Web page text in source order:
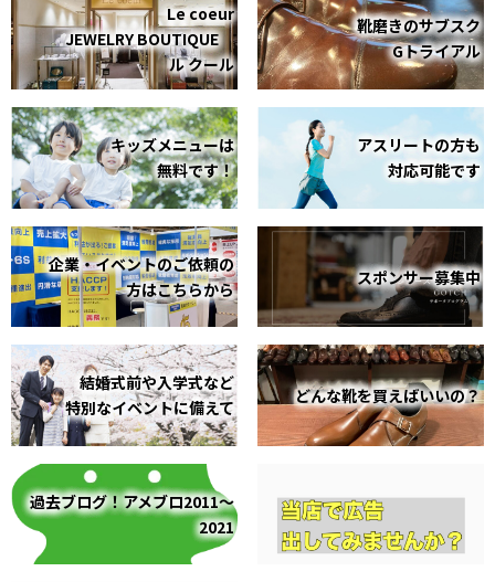
Le coeur
JEWELRY BOUTIQUE
ル クール
靴磨きのサブスク
Gトライアル
キッズメニューは
無料です！
アスリートの方も
対応可能です
企業・イベントのご依頼の
方はこちらから
スポンサー募集中
結婚式前や入学式など
特別なイベントに備えて
どんな靴を買えばいいの？
過去ブログ！アメブロ2011～
2021